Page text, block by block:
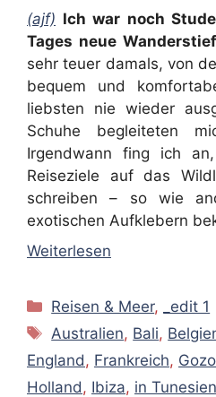
(ajf) Ich war noch
Tages neue
sehr teuer damals, von
bequem und
liebsten nie wieder
Schuhe begleiteten
Irgendwann fing ich
Reiseziele auf das
schreiben – so wie
exotischen Aufklebern
Weiterlesen
Kategorien
Reisen & Meer,
_edit 1
Schlagwörter
Australien, Bali,
England , Frankreich, Gozo
Holland , Ibiza, in